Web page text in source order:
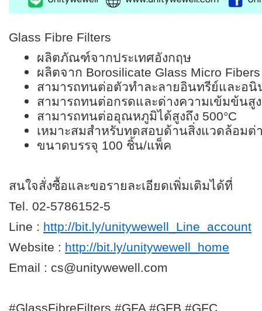
Glass Fibre Filters
ผลิตภัณฑ์จากประเทศอังกฤษ
ผลิตจาก Borosilicate Glass Micro
สามารถทนต่อตัวทำละลายอินทรีย์และอ
สามารถทนต่อกรดและด่างความเข้มข้นสู
สามารถทนต่ออุณหภูมิได้สูงถึง 500°C
เหมาะสมสำหรับทดสอบด้านสิ่งแวดล้อมต่
ขนาดบรรจุ 100 ชิ้น/แพ็ค
สนใจสั่งซื้อและขอรายละเอียดเพิ่มเติมได้ที่
Tel. 02-5786152-5
Line : http://bit.ly/unitywewell_Line_account
Website : http://bit.ly/unitywewell_home
Email : cs@unitywewell.com
#GlassFibreFilters #GFA #GFB #GFC